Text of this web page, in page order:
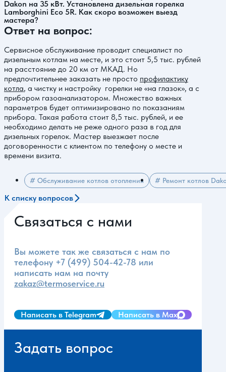
Dakon на 35 кВт. Установлена дизельная горелка
Lamborghini Eco 5R. Как скоро возможен выезд
мастера?
Ответ на вопрос:
Сервисное обслуживание проводит специалист по
дизельным котлам на месте, и это стоит 5,5 тыс. рублей
на расстояние до 20 км от МКАД. Но
предпочтительнее заказать не просто профилактику
котла, а чистку и настройку горелки не «на глазок», а с
прибором газоанализатором. Множество важных
параметров будет оптимизировано по показаниям
прибора. Такая работа стоит 8,5 тыс. рублей, и ее
необходимо делать не реже одного раза в год для
дизельных горелок. Мастер выезжает после
договоренности с клиентом по телефону о месте и
времени визита.
# Обслуживание котлов отопления # Ремонт котлов
К списку вопросов
Связаться с нами
Вы можете так же связаться с нам по
телефону +7 (499) 504-42-78 или
написать нам на почту
zakaz@termoservice.ru
Написать в Telegram Написать в Max
Задать вопрос